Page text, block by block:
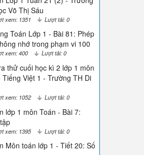
Võ Thị Sáu
xem: 1351 Lượt tải: 0
Toán Lớp 1 - Bài 81: Phép
nhớ trong phạm vi 100
xem: 400 Lượt tải: 0
thử cuối học kì 2 lớp 1 môn
Tiếng Việt 1 - Trường TH Di
xem: 1052 Lượt tải: 0
lớp 1 môn Toán - Bài 7:
xem: 1395 Lượt tải: 0
Môn toán lớp 1 - Tiết 20: Số